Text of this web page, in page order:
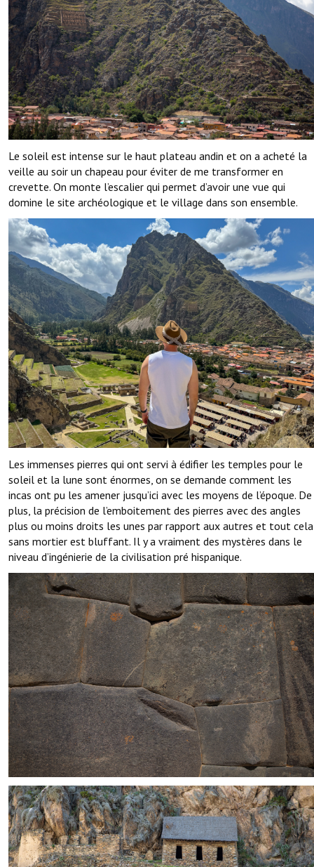
Le soleil est intense sur le haut plateau andin et on a acheté la
veille au soir un chapeau pour éviter de me transformer en
crevette. On monte l’escalier qui permet d’avoir une vue qui
domine le site archéologique et le village dans son ensemble.
Les immenses pierres qui ont servi à édifier les temples pour le
soleil et la lune sont énormes, on se demande comment les
incas ont pu les amener jusqu’ici avec les moyens de l’époque. De
plus, la précision de l’emboitement des pierres avec des angles
plus ou moins droits les unes par rapport aux autres et tout cela
sans mortier est bluffant. Il y a vraiment des mystères dans le
niveau d’ingénierie de la civilisation pré hispanique.